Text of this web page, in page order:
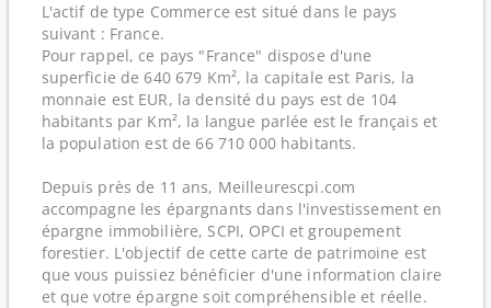
L'actif de type Commerce est situé dans le pays
suivant : France.
Pour rappel, ce pays "France" dispose d'une
superficie de 640 679 Km², la capitale est Paris, la
monnaie est EUR, la densité du pays est de 104
habitants par Km², la langue parlée est le français et
la population est de 66 710 000 habitants.
Depuis près de 11 ans, Meilleurescpi.com
accompagne les épargnants dans l'investissement en
épargne immobilière, SCPI, OPCI et groupement
forestier. L'objectif de cette carte de patrimoine est
que vous puissiez bénéficier d'une information claire
et que votre épargne soit compréhensible et réelle.